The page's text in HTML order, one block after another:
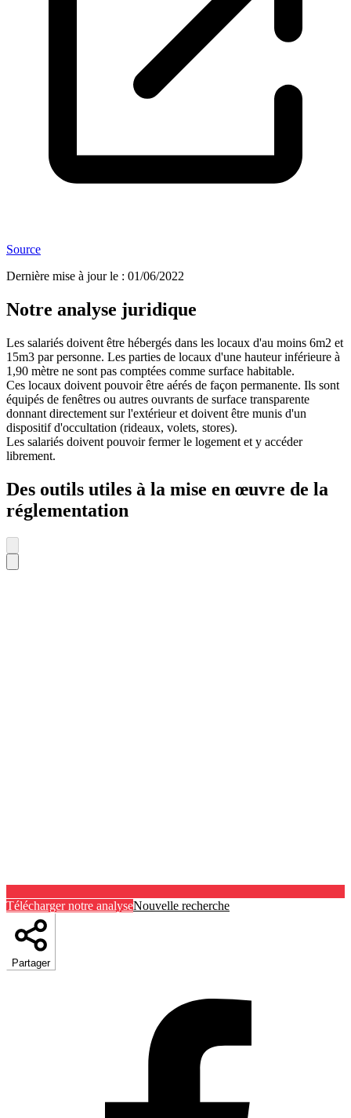
Source
Dernière mise à jour le : 01/06/2022
Notre analyse juridique
Les salariés doivent être hébergés dans les locaux d'au moins 6m2 et
15m3 par personne. Les parties de locaux d'une hauteur inférieure à
1,90 mètre ne sont pas comptées comme surface habitable.
Ces locaux doivent pouvoir être aérés de façon permanente. Ils sont
équipés de fenêtres ou autres ouvrants de surface transparente
donnant directement sur l'extérieur et doivent être munis d'un
dispositif d'occultation (rideaux, volets, stores).
Les salariés doivent pouvoir fermer le logement et y accéder
librement.
Des outils utiles à la mise en œuvre de la
réglementation
Télécharger notre analyseNouvelle recherche
Partager